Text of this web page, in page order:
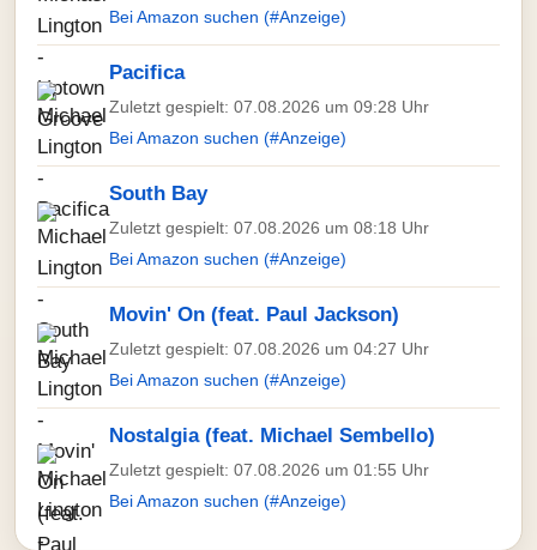
Bei Amazon suchen (#Anzeige)
Pacifica
Zuletzt gespielt: 07.08.2026 um 09:28 Uhr
Bei Amazon suchen (#Anzeige)
South Bay
Zuletzt gespielt: 07.08.2026 um 08:18 Uhr
Bei Amazon suchen (#Anzeige)
Movin' On (feat. Paul Jackson)
Zuletzt gespielt: 07.08.2026 um 04:27 Uhr
Bei Amazon suchen (#Anzeige)
Nostalgia (feat. Michael Sembello)
Zuletzt gespielt: 07.08.2026 um 01:55 Uhr
Bei Amazon suchen (#Anzeige)